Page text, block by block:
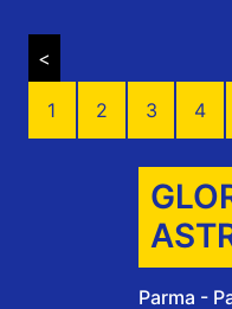
<
1 2 3 4
Parma -